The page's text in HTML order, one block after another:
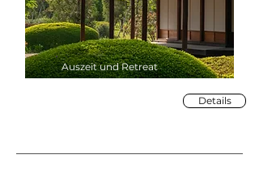
Auszeit und Retreat
Details